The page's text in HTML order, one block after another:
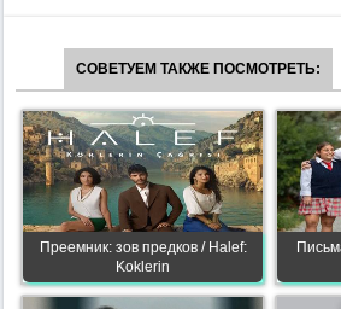
СОВЕТУЕМ ТАКЖЕ ПОСМОТРЕТЬ:
Преемник: зов предков / Halef:
Koklerin